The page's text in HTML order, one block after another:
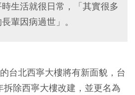
生活就很日常，「其實很多
輩因病過世」。
台北西寧大樓將有新面貌，台
除西寧大樓改建，並更名為